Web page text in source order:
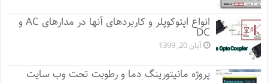
انواع اپتوکوپلر و کاربردهای آنها در مدارهای AC و
DC
آبان 20, 1399
پروژه مانيتورينگ دما و رطوبت تحت وب سایت